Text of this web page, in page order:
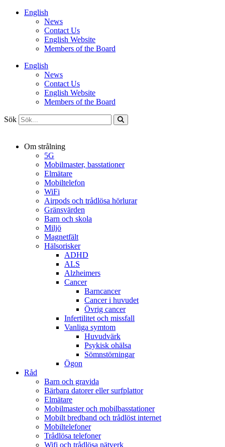
HoppaEnglish
News
Contact Us
English Website
Members of the Board
English
News
Contact Us
English Website
Members of the Board
Sök
Om strålning
5G
Mobilmaster, basstationer
Elmätare
Mobiltelefon
WiFi
Airpods och trådlösa hörlurar
Gränsvärden
Barn och skola
Miljö
Magnetfält
Hälsorisker
ADHD
ALS
Alzheimers
Cancer
Barncancer
Cancer i huvudet
Övrig cancer
Infertilitet och missfall
Vanliga symtom
Huvudvärk
Psykisk ohälsa
Sömnstörningar
Ögon
Råd
Barn och gravida
Bärbara datorer eller surfplattor
Elmätare
Mobilmaster och mobilbasstationer
Mobilt bredband och trådlöst internet
Mobiltelefoner
Trådlösa telefoner
Wifi och trådlösa nätverk